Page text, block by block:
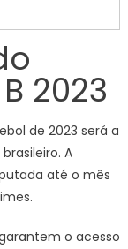
2023
de 2023 será a
A
até o mês
o acesso